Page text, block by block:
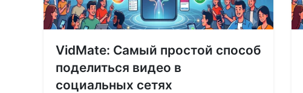
VidMate: Самый простой способ
поделиться видео в
социальных сетях